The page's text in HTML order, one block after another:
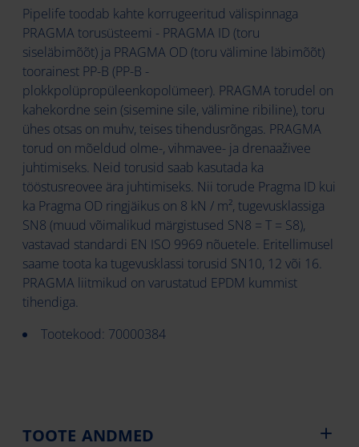
Pipelife toodab kahte korrugeeritud välispinnaga
PRAGMA torusüsteemi - PRAGMA ID (toru
siseläbimõõt) ja PRAGMA OD (toru välimine läbimõõt)
toorainest PP-B (PP-B -
plokkpolüpropüleenkopolümeer). PRAGMA torudel on
kahekordne sein (sisemine sile, välimine ribiline), toru
ühes otsas on muhv, teises tihendusrõngas. PRAGMA
torud on mõeldud olme-, vihmavee- ja drenaaživee
juhtimiseks. Neid torusid saab kasutada ka
tööstusreovee ära juhtimiseks. Nii torude Pragma ID kui
ka Pragma OD ringjäikus on 8 kN / m², tugevusklassiga
SN8 (muud võimalikud märgistused SN8 = T = S8),
vastavad standardi EN ISO 9969 nõuetele. Eritellimusel
saame toota ka tugevusklassi torusid SN10, 12 või 16.
PRAGMA liitmikud on varustatud EPDM kummist
tihendiga.
Tootekood: 70000384
TOOTE ANDMED